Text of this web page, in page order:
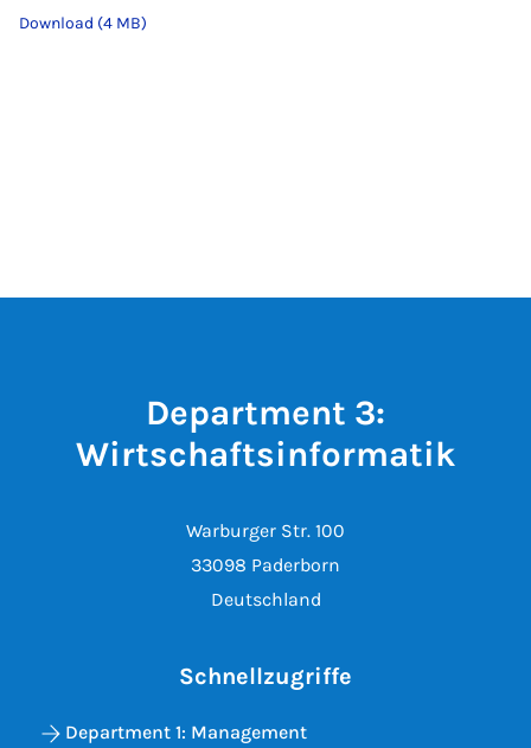
Download (4 MB)
Department 3:
Wirtschaftsinformatik
Warburger Str. 100
33098 Paderborn
Deutschland
Schnellzugriffe
Department 1: Management